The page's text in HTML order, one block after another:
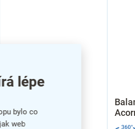
lépe
bylo co
web
Laredo, černá